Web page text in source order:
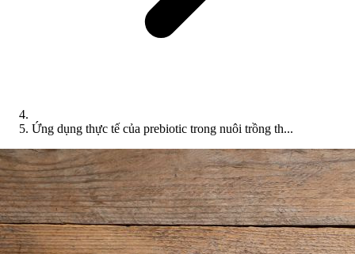
Ứng dụng thực tế của prebiotic trong nuôi trồng th...